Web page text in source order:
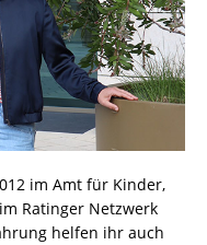
im Amt für Kinder,
Ratinger Netzwerk
helfen ihr auch